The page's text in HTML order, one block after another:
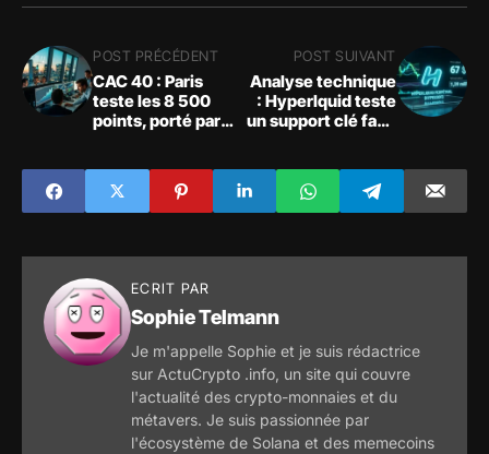
POST PRÉCÉDENT
CAC 40 : Paris
teste les 8 500
points, porté par
POST SUIVANT
Analyse technique
: Hyperlquid teste
un support clé face
ECRIT PAR
Sophie Telmann
Je m'appelle Sophie et je suis rédactrice
sur ActuCrypto .info, un site qui couvre
l'actualité des crypto-monnaies et du
métavers. Je suis passionnée par
l'écosystème de Solana et des memecoins